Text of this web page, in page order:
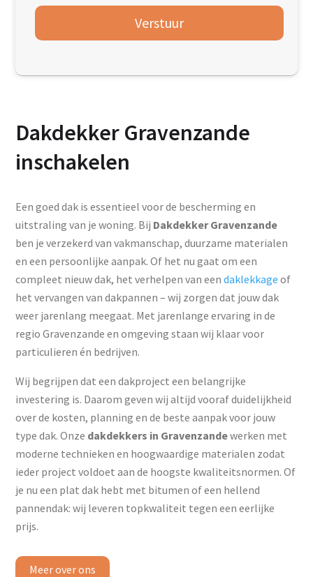
Verstuur
Dakdekker Gravenzande
inschakelen
Een goed dak is essentieel voor de bescherming en
uitstraling van je woning. Bij Dakdekker Gravenzande
ben je verzekerd van vakmanschap, duurzame materialen
en een persoonlijke aanpak. Of het nu gaat om een
compleet nieuw dak, het verhelpen van eendaklekkage of
het vervangen van dakpannen – wij zorgen dat jouw dak
weer jarenlang meegaat. Met jarenlange ervaring in de
regio Gravenzande en omgeving staan wij klaar voor
particulieren én bedrijven.
Wij begrijpen dat een dakproject een belangrijke
investering is. Daarom geven wij altijd vooraf duidelijkheid
over de kosten, planning en de beste aanpak voor jouw
type dak. Onze dakdekkers in Gravenzandewerken met
moderne technieken en hoogwaardige materialen zodat
ieder project voldoet aan de hoogste kwaliteitsnormen. Of
je nu een plat dak hebt met bitumen of een hellend
pannendak: wij leveren topkwaliteit tegen een eerlijke
prijs.
Meer over ons